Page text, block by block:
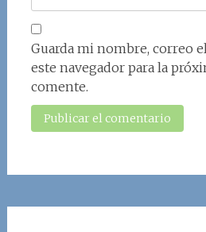
Guarda mi nombre, correo
este navegador para la
comente.